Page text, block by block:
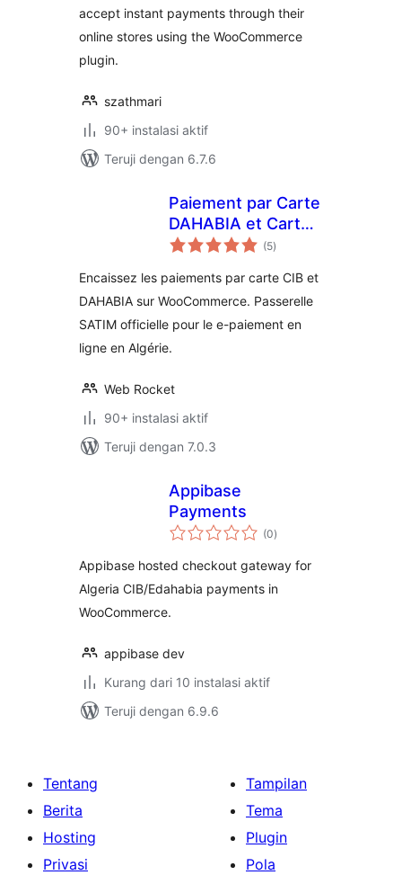
accept instant payments through their
online stores using the WooCommerce
plugin.
szathmari
90+ instalasi aktif
Teruji dengan 6.7.6
Paiement par Carte
DAHABIA et Carte
CIB for
(5total
rating
)
Encaissez les paiements par carte CIB et
DAHABIA sur WooCommerce. Passerelle
SATIM officielle pour le e-paiement en
ligne en Algérie.
Web Rocket
90+ instalasi aktif
Teruji dengan 7.0.3
Appibase
Payments
(0total
rating
)
Appibase hosted checkout gateway for
Algeria CIB/Edahabia payments in
WooCommerce.
appibase dev
Kurang dari 10 instalasi aktif
Teruji dengan 6.9.6
Tentang
Berita
Hosting
Privasi
Tampilan
Tema
Plugin
Pola